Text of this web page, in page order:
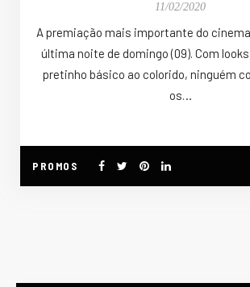
11/02/2020
A premiação mais importante do
última noite de domingo (09). Com
pretinho básico ao colorido, ninguém
os…
PROMOS